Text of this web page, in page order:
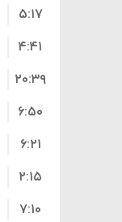
۵:۱۷
۴:۴۱
۲۰:۳۹
۶:۵۰
۶:۲۱
۲:۱۵
۷:۱۰